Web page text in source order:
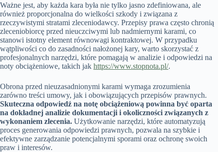
Ważne jest, aby każda kara była nie tylko jasno zdefiniowana, ale
również proporcjonalna do wielkości szkody i związana z
rzeczywistymi stratami zleceniodawcy. Przepisy prawa często chronią
zleceniobiorcę przed nieuczciwymi lub nadmiernymi karami, co
stanowi istotny element równowagi kontraktowej. W przypadku
wątpliwości co do zasadności nałożonej kary, warto skorzystać z
profesjonalnych narzędzi, które pomagają w analizie i odpowiedzi na
noty obciążeniowe, takich jak https://www.stopnota.pl/.
Obrona przed nieuzasadnionymi karami wymaga zrozumienia
zarówno treści umowy, jak i obowiązujących przepisów prawnych.
Skuteczna odpowiedź na notę obciążeniową powinna być oparta
na dokładnej analizie dokumentacji i okoliczności związanych z
wykonaniem zlecenia. Użytkowanie narzędzi, które automatyzują
proces generowania odpowiedzi prawnych, pozwala na szybkie i
efektywne zarządzanie potencjalnymi sporami oraz ochronę swoich
praw i interesów.